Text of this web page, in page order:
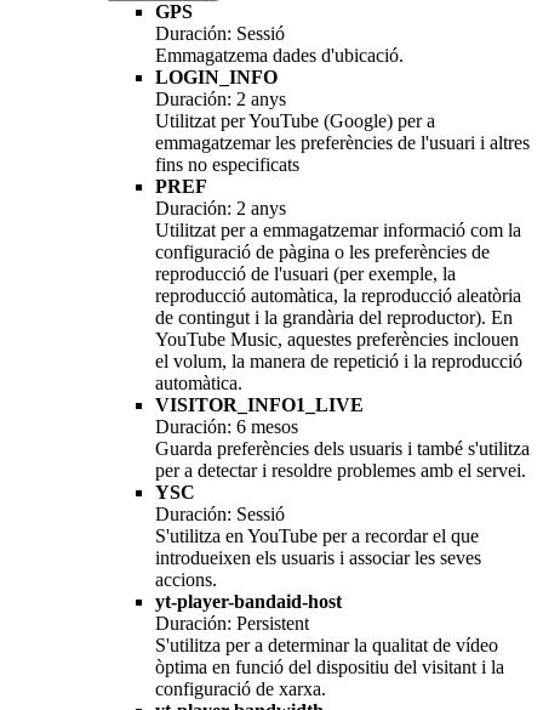
GPS
Duración: Sessió
Emmagatzema dades d'ubicació.
LOGIN_INFO
Duración: 2 anys
Utilitzat per YouTube (Google) per a
emmagatzemar les preferències de l'usuari i altres
fins no especificats
PREF
Duración: 2 anys
Utilitzat per a emmagatzemar informació com la
configuració de pàgina o les preferències de
reproducció de l'usuari (per exemple, la
reproducció automàtica, la reproducció aleatòria
de contingut i la grandària del reproductor). En
YouTube Music, aquestes preferències inclouen
el volum, la manera de repetició i la reproducció
automàtica.
VISITOR_INFO1_LIVE
Duración: 6 mesos
Guarda preferències dels usuaris i també s'utilitza
per a detectar i resoldre problemes amb el servei.
YSC
Duración: Sessió
S'utilitza en YouTube per a recordar el que
introdueixen els usuaris i associar les seves
accions.
yt-player-bandaid-host
Duración: Persistent
S'utilitza per a determinar la qualitat de vídeo
òptima en funció del dispositiu del visitant i la
configuració de xarxa.